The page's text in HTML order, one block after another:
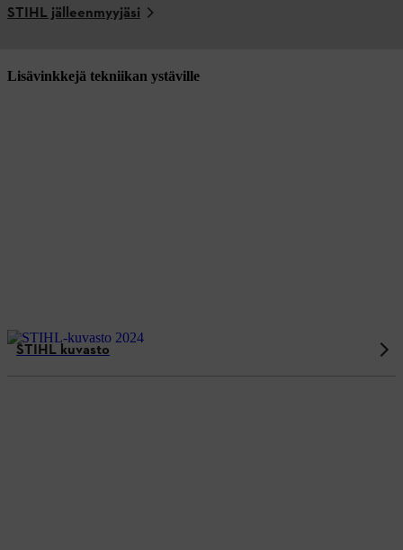
STIHL jälleenmyyjäsi
Lisävinkkejä tekniikan ystäville
STIHL kuvasto